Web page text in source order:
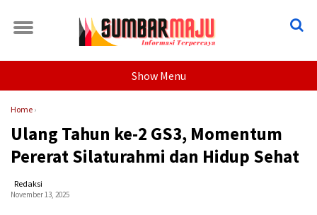
Show Menu
Home ›
Ulang Tahun ke-2 GS3, Momentum
Pererat Silaturahmi dan Hidup Sehat
Redaksi
November 13, 2025